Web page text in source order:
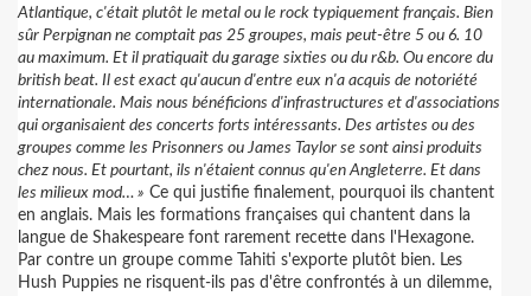
Atlantique, c'était plutôt le metal ou le rock typiquement français. Bien
sûr Perpignan ne comptait pas 25 groupes, mais peut-être 5 ou 6. 10
au maximum. Et il pratiquait du garage sixties ou du r&b. Ou encore du
british beat. Il est exact qu'aucun d'entre eux n'a acquis de notoriété
internationale. Mais nous bénéficions d'infrastructures et d'associations
qui organisaient des concerts forts intéressants. Des artistes ou des
groupes comme les Prisonners ou James Taylor se sont ainsi produits
chez nous. Et pourtant, ils n'étaient connus qu'en Angleterre. Et dans
les milieux mod… » Ce qui justifie finalement, pourquoi ils chantent
en anglais. Mais les formations françaises qui chantent dans la
langue de Shakespeare font rarement recette dans l'Hexagone.
Par contre un groupe comme Tahiti s'exporte plutôt bien. Les
Hush Puppies ne risquent-ils pas d'être confrontés à un dilemme,